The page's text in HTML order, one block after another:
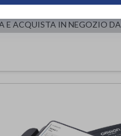
E ACQUISTA IN NEGOZIO DA